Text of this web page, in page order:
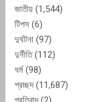
জাতীয় (1,544)
টিপস (6)
দুর্ঘটনা (97)
দুর্নীতি(112)
ধর্ম(98)
প্রচ্ছদ(11,687)